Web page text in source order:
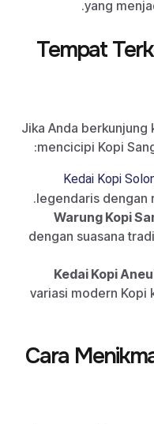
yang
Tempat
Jika Anda berkunjung
mencicipi Kopi
Kedai Kopi
legendaris dengan
Warung Kopi
dengan suasana
Kedai Kopi
variasi modern Kopi
Cara